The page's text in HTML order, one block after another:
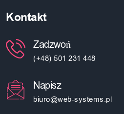
Kontakt
Zadzwoń
(+48) 501 231 448
Napisz
biuro@web-systems.pl